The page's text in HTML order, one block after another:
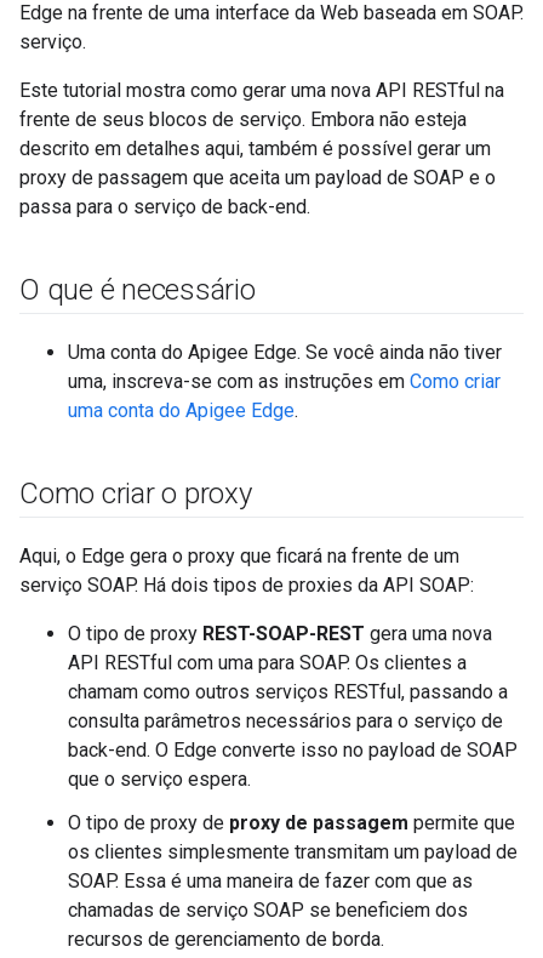
Edge na frente de uma interface da Web baseada em SOAP.
serviço.
Este tutorial mostra como gerar uma nova API RESTful na
frente de seus blocos de serviço. Embora não esteja
descrito em detalhes aqui, também é possível gerar um
proxy de passagem que aceita um payload de SOAP e o
passa para o serviço de back-end.
O que é necessário
Uma conta do Apigee Edge. Se você ainda não tiver
uma, inscreva-se com as instruções em Como criar
uma conta do Apigee Edge.
Como criar o proxy
Aqui, o Edge gera o proxy que ficará na frente de um
serviço SOAP. Há dois tipos de proxies da API SOAP:
O tipo de proxy REST-SOAP-REST gera uma nova
API RESTful com uma para SOAP. Os clientes a
chamam como outros serviços RESTful, passando a
consulta parâmetros necessários para o serviço de
back-end. O Edge converte isso no payload de SOAP
que o serviço espera.
O tipo de proxy de proxy de passagem permite que
os clientes simplesmente transmitam um payload de
SOAP. Essa é uma maneira de fazer com que as
chamadas de serviço SOAP se beneficiem dos
recursos de gerenciamento de borda.